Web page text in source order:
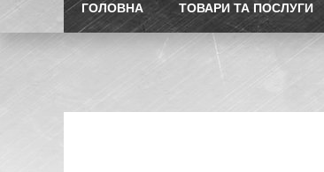
ГОЛОВНА ТОВАРИ ТА ПОСЛУГИ